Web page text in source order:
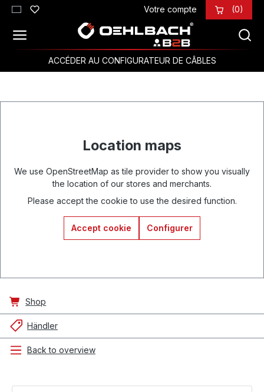
Passer au contenu principal Votre compte (0)
ACCÉDER AU CONFIGURATEUR DE CÂBLES
Location maps
We use OpenStreetMap as tile provider to show you visually
the location of our stores and merchants.
Please accept the cookie to use the desired function.
Accept cookie Configurer
Shop
Händler
Back to overview